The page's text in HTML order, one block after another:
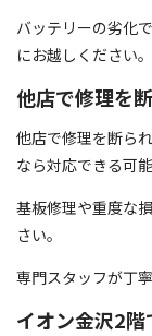
バッテリーの劣化
にお越しください。
他店で修理を
他店で修理を断ら
なら対応できる可
基板修理や重度な
さい。
専門スタッフが丁
イオン金沢2